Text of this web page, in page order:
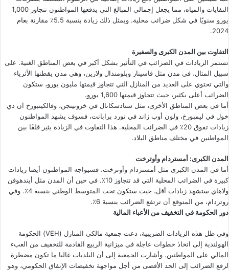
النفايات والمياه، مما يجعل إجمالي المبالغ التي يدفعها المواطنون تتجاوز 1,000
يورو سنويًا في شكل ضرائب محلية. ويمثل ذلك زيادة بنسبة 5.5٪ مقارنة بعام
2024.
التفاوت بين المدن الكبرى والصغيرة
تستمر الزيادات في الضرائب في التأثير بشكل أكبر في بعض المناطق الغنية. على
سبيل المثال، في مدن مثل فاسينار وبلومندال ولارين، وهي مدن يقطنها الأثرياء
والتي تحتوي على العديد من المنازل التي تتجاوز قيمتها مليون يورو، ستكون
الضرائب أعلى بكثير، حيث تتجاوز قيمتها 1,600 يورو.
أما في بعض المناطق الأخرى، مثل ستادسكانال في خرونينجن، وفالكينبورخ آن دي
خول في ليمبورخ، ولون أوب زاند في نورد برابانت، فسوف يشهد المواطنون
زيادات تفوق 20٪ في الضرائب المحلية. هذا التفاوت في الزيادة يثير قلقًا بين
المواطنين في مختلف مناطق البلاد.
المدن الكبرى: أمستردام وأوترخت
أما في المدن الكبرى مثل أمستردام وأوترخت، فسيواجه المواطنون أيضا زيادات
كبيرة في الضرائب المحلية التي قد تتجاوز 10٪. في حين أن المدن مثل أيندهوفن
ولاهاي ستشهد زيادات أقل، حيث ستكون تحت المتوسط الوطني بنسبة 4٪. وفي
روتردام، من المتوقع أن ترتفع الضرائب بنسبة 6٪.
دور الحكومة في التخفيف من الأعباء المالية
وفي ظل هذه الزيادات الضريبية، دعت جمعية مالكي المنازل (VEH) الحكومة
الهولندية إلى اتخاذ خطوات عاجلة في ميزانية الربيع القادمة للتخفيف من العبء
المالي على المواطنين. وأشارت الجمعية إلى أن البلديات غالبا ما تكون مضطرة
لرفع الضرائب إلى الحد الأقصى من أجل مواجهة تخفيضات الإنفاق الحكومي، وهو